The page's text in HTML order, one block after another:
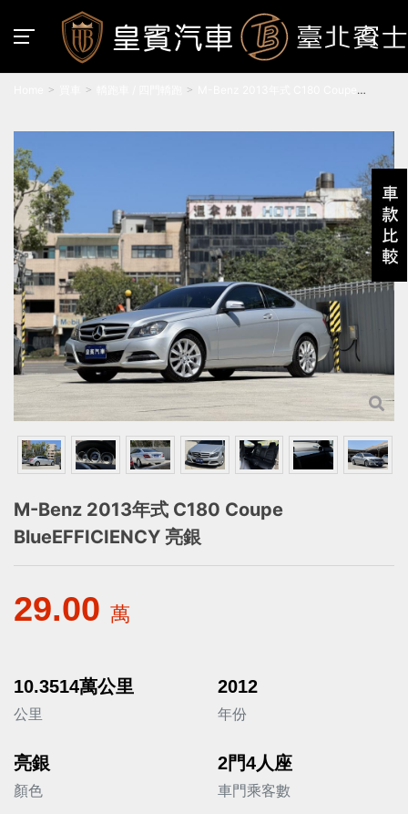
M-Benz 2013年式 C180 Coupe
BlueEFFICIENCY 亮銀
29.00 萬
10.3514萬公里
公里
2012
年份
亮銀
顏色
2門4人座
車門乘客數